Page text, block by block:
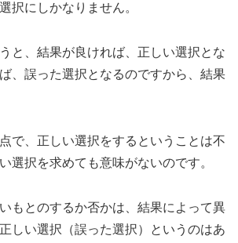
択にしかなりません。
と、結果が良ければ、正しい選択とな
、誤った選択となるのですから、結果
で、正しい選択をするということは不
選択を求めても意味がないのです。
もとのするか否かは、結果によって異
しい選択（誤った選択）というのはあ